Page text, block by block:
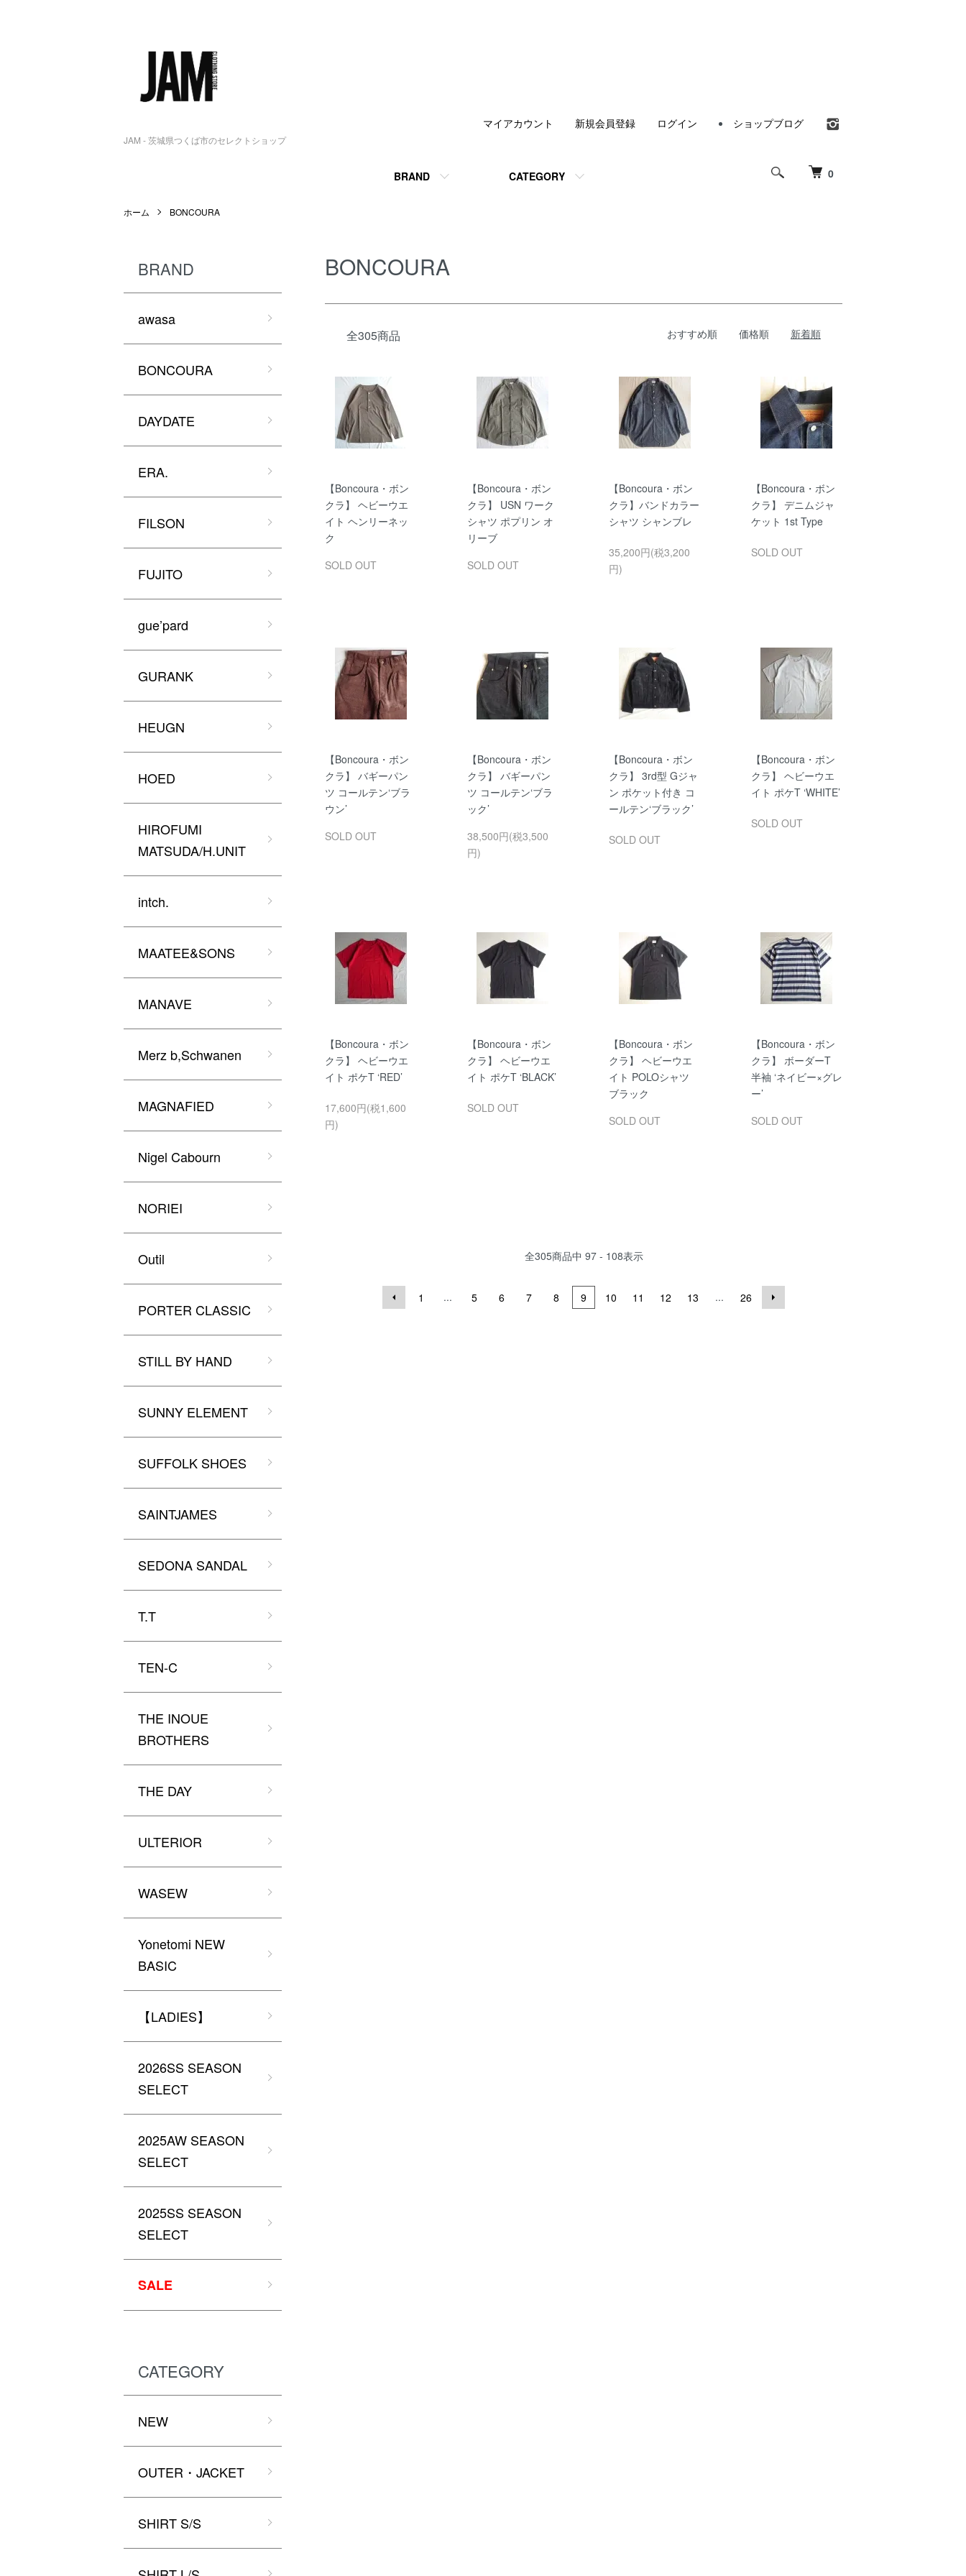
JAM - 茨城県つくば市のセレクトショップ
0
BRAND CATEGORY
マイアカウント 新規会員登録 ログイン ショップブログ
ホーム BONCOURA
BONCOURA
全305商品 おすすめ順 価格順 新着順
【Boncoura・ボン
クラ】 ヘビーウエ
イト ヘンリーネッ
ク
SOLD OUT
【Boncoura・ボン
クラ】 USN ワーク
シャツ ポプリン オ
リーブ
SOLD OUT
【Boncoura・ボン
クラ】バンドカラー
シャツ シャンブレ
35,200円(税3,200
円)
【Boncoura・ボン
クラ】 デニムジャ
ケット 1st Type
SOLD OUT
【Boncoura・ボン
クラ】 バギーパン
ツ コールテン‘ブラ
ウン’
SOLD OUT
【Boncoura・ボン
クラ】 バギーパン
ツ コールテン‘ブラ
ック’
38,500円(税3,500
円)
【Boncoura・ボン
クラ】 3rd型 Gジャ
ン ポケット付き コ
ールテン‘ブラック’
SOLD OUT
【Boncoura・ボン
クラ】 ヘビーウエ
イト ポケT ‘WHITE’
SOLD OUT
【Boncoura・ボン
クラ】 ヘビーウエ
イト ポケT ‘RED’
17,600円(税1,600
円)
【Boncoura・ボン
クラ】 ヘビーウエ
イト ポケT ‘BLACK’
SOLD OUT
【Boncoura・ボン
クラ】 ヘビーウエ
イト POLOシャツ
ブラック
SOLD OUT
【Boncoura・ボン
クラ】 ボーダーT
半袖 ‘ネイビー×グレ
ー’
SOLD OUT
全305商品中 97 - 108表示
1 ... 5 6 7 8 9 10 11 12 13 ... 26
BRAND
awasa
BONCOURA
DAYDATE
ERA.
FILSON
FUJITO
gue’pard
GURANK
HEUGN
HOED
HIROFUMI
MATSUDA/H.UNIT
intch.
MAATEE&SONS
MANAVE
Merz b,Schwanen
MAGNAFIED
Nigel Cabourn
NORIEI
Outil
PORTER CLASSIC
STILL BY HAND
SUNNY ELEMENT
SUFFOLK SHOES
SAINTJAMES
SEDONA SANDAL
T.T
TEN-C
THE INOUE
BROTHERS
THE DAY
ULTERIOR
WASEW
Yonetomi NEW
BASIC
【LADIES】
2026SS SEASON
SELECT
2025AW SEASON
SELECT
2025SS SEASON
SELECT
SALE
CATEGORY
NEW
OUTER・JACKET
SHIRT S/S